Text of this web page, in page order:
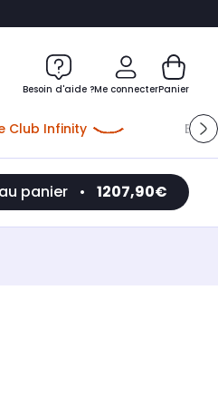
chatbot
Besoin d'aide ?Me connecterPanier
Club Infinity
panier • 1207,90€